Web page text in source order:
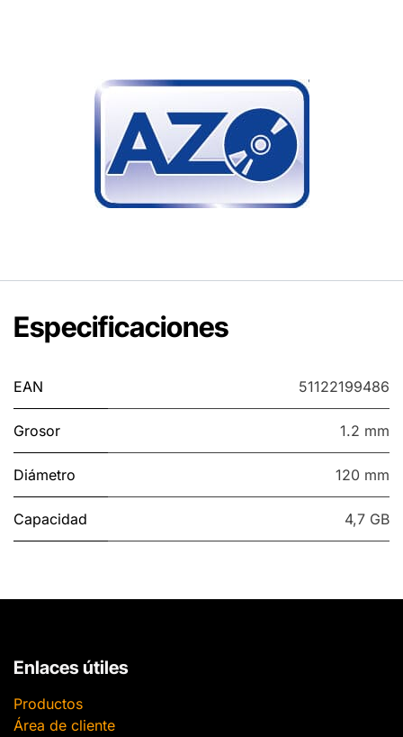
Especificaciones
EAN 51122199486
Grosor 1.2 mm
Diámetro 120 mm
Capacidad 4,7 GB
Enlaces útiles
Productos
Área de cliente